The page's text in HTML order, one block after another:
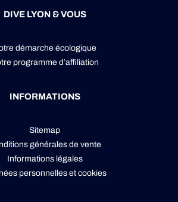
DIVE LYON & VOUS
démarche écologique
programme d’affiliation
INFORMATIONS
Sitemap
générales de vente
Informations légales
personnelleset cookies